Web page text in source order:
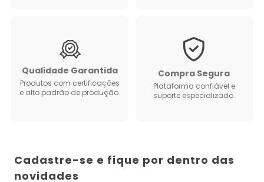
Qualidade Garantida
Produtos com certificações
e alto padrão de produção.
Compra Segura
Plataforma confiável e
suporte especializado.
Cadastre-se e fique por dentro das
novidades